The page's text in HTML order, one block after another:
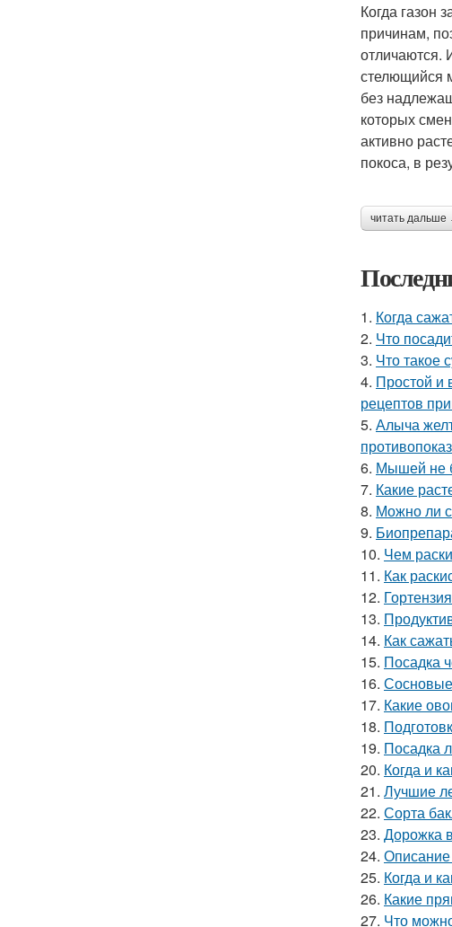
Когда газон
причинам,
отличаются.
стелющийся
без
которых
активно
покоса, в
читать дальше
1. Когда
2. Что
3. Что такое
4. Простой и
рецептов
5. Алыча
6. Мышей не
7. Какие
8. Можно ли
9.
10. Чем
11. Как
12.
13.
14. Как
15. Посадка
16.
17. Какие
18.
19. Посадка
20. Когда и
21. Лучшие
22. Сорта
23. Дорожка
24.
25. Когда и
26. Какие
27. Что